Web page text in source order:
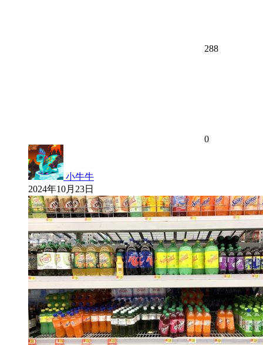
288
0
小牛牛
2024年10月23日